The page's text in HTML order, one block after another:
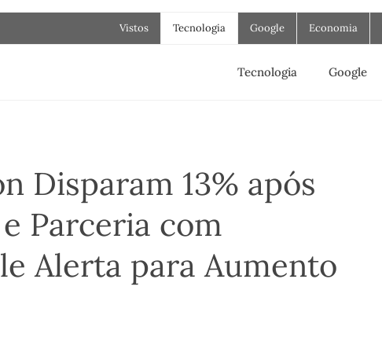
Vistos Tecnologia Google Economia
Tecnologia Google
Disparam 13% após
Parceria com
Alerta para Aumento